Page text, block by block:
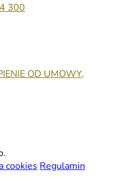
300
OD UMOWY,
cookies Regulamin